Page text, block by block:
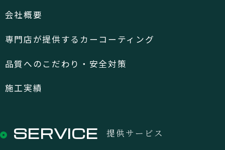
会社概要
専門店が提供するカーコーティング
品質へのこだわり・安全対策
施工実績
SERVICE 提供サービス